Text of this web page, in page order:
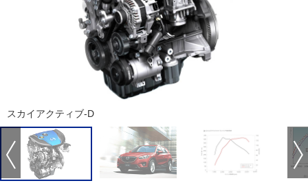
スカイアクティブ-D